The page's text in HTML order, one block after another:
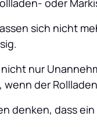
oder
sich nicht
nur
wenn der
denken, dass